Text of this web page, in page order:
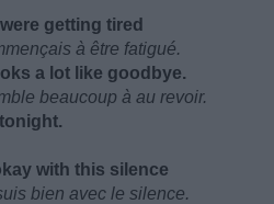
getting tired
à être fatigué.
a lot like goodbye.
beaucoup à au revoir.
with this silence
bien avec le silence.